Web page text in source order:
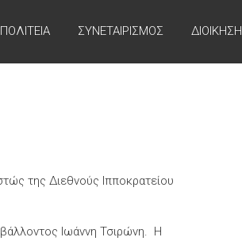
ΣΥΝΕΤΑΙΡΙΣΜΟΣ ΔΙΟΙΚΗΣΗ
της Διεθνούς Ιπποκρατείου
Ιωάννη Τσιρώνη. Η